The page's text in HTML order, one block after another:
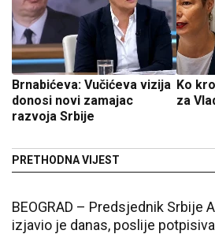
Brnabićeva: Vučićeva vizija
donosi novi zamajac
razvoja Srbije
PRETHODNA VIJEST
Ko
za
BEOGRAD – Predsjednik Srbije
izjavio je danas, poslije